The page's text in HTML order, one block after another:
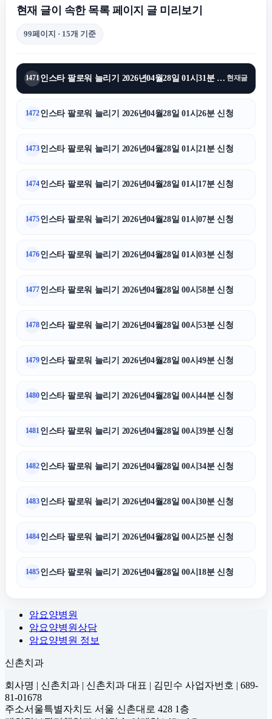
현재 글이 속한 목록 페이지 글 미리보기
99페이지 · 15개 기준
1471 인스타 팔로워 늘리기 2026년04월28일 01시31분 신청 현재글
1472인스타 팔로워 늘리기 2026년04월28일 01시26분 신청
1473인스타 팔로워 늘리기 2026년04월28일 01시21분 신청
1474인스타 팔로워 늘리기 2026년04월28일 01시17분 신청
1475인스타 팔로워 늘리기 2026년04월28일 01시07분 신청
1476인스타 팔로워 늘리기 2026년04월28일 01시03분 신청
1477인스타 팔로워 늘리기 2026년04월28일 00시58분 신청
1478인스타 팔로워 늘리기 2026년04월28일 00시53분 신청
1479인스타 팔로워 늘리기 2026년04월28일 00시49분 신청
1480인스타 팔로워 늘리기 2026년04월28일 00시44분 신청
1481인스타 팔로워 늘리기 2026년04월28일 00시39분 신청
1482인스타 팔로워 늘리기 2026년04월28일 00시34분 신청
1483인스타 팔로워 늘리기 2026년04월28일 00시30분 신청
1484인스타 팔로워 늘리기 2026년04월28일 00시25분 신청
1485인스타 팔로워 늘리기 2026년04월28일 00시18분 신청
암요양병원
암요양병원상담
암요양병원 정보
신촌치과
회사명 | 신촌치과 | 신촌치과 대표 | 김민수 사업자번호 | 689-
81-01678
주소서울특별자치도 서울 신촌대로 428 1층